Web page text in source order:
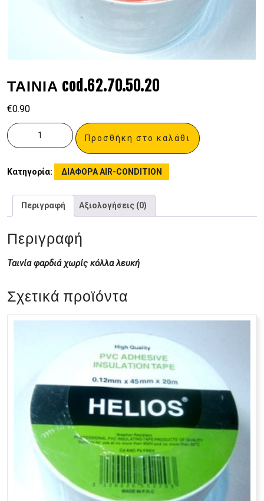
ΤΑΙΝΙΑ cod.62.70.50.20
€0.90
Προσθήκη στο καλάθι
Κατηγορία: ΔΙΑΦΟΡΑ AIR-CONDITION
Περιγραφή Αξιολογήσεις (0)
Περιγραφή
Ταινία φαρδιά χωρίς κόλλα λευκή
Σχετικά προϊόντα